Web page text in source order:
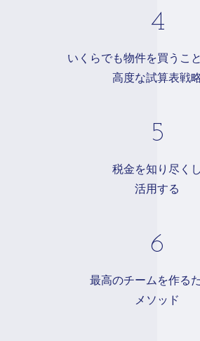
いくらでも物件を買うこ
高度な試算表戦
税金を知り尽くし
活用する
最高のチームを作る
メソッド